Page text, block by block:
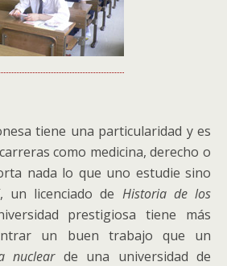
tiene una particularidad y es
como medicina, derecho o
nada lo que uno estudie sino
un licenciado de Historia de los
prestigiosa tiene más
un buen trabajo que un
nuclearde una universidad de